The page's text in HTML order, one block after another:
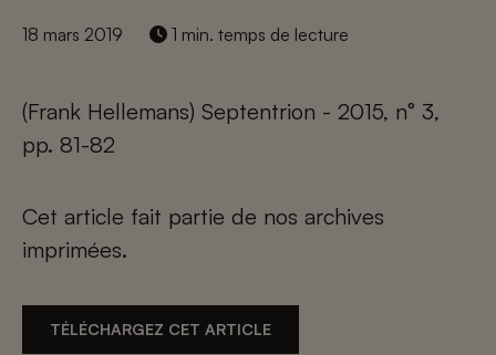
18 mars 2019 1 min. temps de lecture
(Frank Hellemans) Septentrion - 2015, n° 3,
pp. 81-82
Cet article fait partie de nos archives
imprimées.
TÉLÉCHARGEZ CET ARTICLE